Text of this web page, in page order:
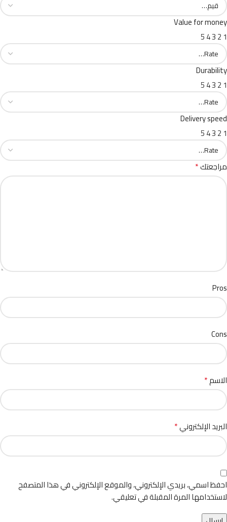
Value for money
1
2
3
4
5
Durability
1
2
3
4
5
Delivery speed
1
2
3
4
5
مراجعتك*
Pros
Cons
الاسم*
البريد الإلكتروني*
احفظ اسمي، بريدي الإلكتروني، والموقع الإلكتروني في هذا المتصفح
لاستخدامها المرة المقبلة في تعليقي.